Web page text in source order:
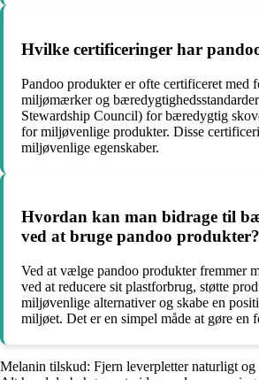
Hvilke certificeringer har
Pandoo produkter er ofte certificeret med
miljømærker og
Stewardship Council) for bæredygtig
for miljøvenlige produkter. Disse
miljøvenlige egenskaber.
Hvordan kan man bidrage til
ved at bruge pandoo produkter?
Ved at vælge pandoo produkter fremmer
ved at reducere sit plastforbrug, støtte
miljøvenlige alternativer og skabe en
miljøet. Det er en simpel måde at gøre en
Melanin tilskud: Fjern leverpletter naturligt